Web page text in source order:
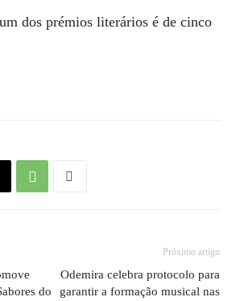
dos prémios literários é de cinco
do
Próximo artigo
Odemira celebra protocolo para
garantir a formação musical nas